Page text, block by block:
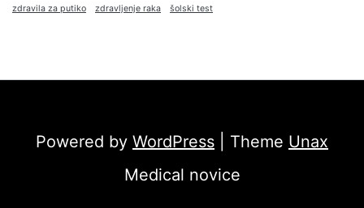
zdravila za putiko zdravljenje raka šolski test
Powered by WordPress | Theme Unax
Medical novice